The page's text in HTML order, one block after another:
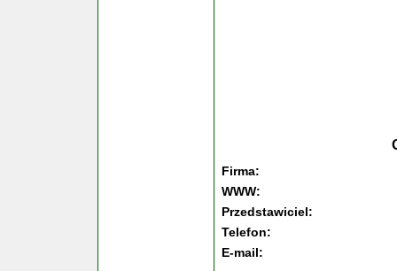
Firma:
WWW:
Przedstawiciel:
Telefon:
E-mail: